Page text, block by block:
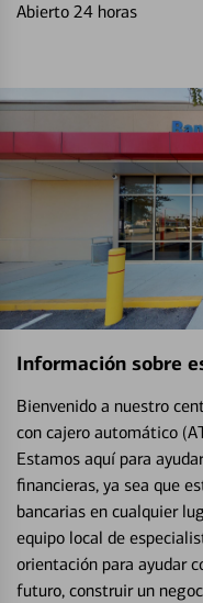
Abierto 24 horas
Información sobre
Bienvenido a nuestro
con cajero automático
Estamos aquí para
financieras, ya sea que
bancarias en cualquier
equipo local de
orientación para ayudar
futuro, construir un